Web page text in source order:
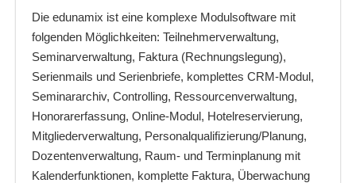
Die edunamix ist eine komplexe Modulsoftware mit
folgenden Möglichkeiten: Teilnehmerverwaltung,
Seminarverwaltung, Faktura (Rechnungslegung),
Serienmails und Serienbriefe, komplettes CRM-Modul,
Seminararchiv, Controlling, Ressourcenverwaltung,
Honorarerfassung, Online-Modul, Hotelreservierung,
Mitgliederverwaltung, Personalqualifizierung/Planung,
Dozentenverwaltung, Raum- und Terminplanung mit
Kalenderfunktionen, komplette Faktura, Überwachung